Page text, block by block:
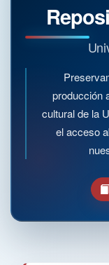
producción
cultural de la
el acceso